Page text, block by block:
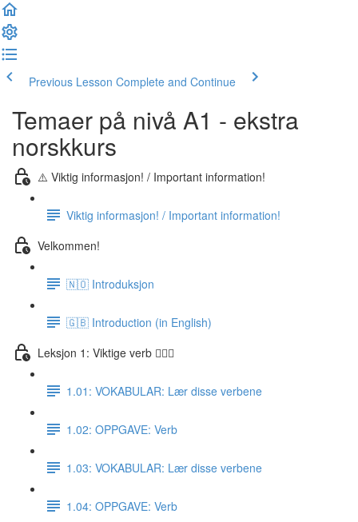
Previous Lesson Complete and Continue
Temaer på nivå A1 - ekstra
norskkurs
⚠️ Viktig informasjon! / Important information!
Viktig informasjon! / Important information!
Velkommen!
🇳🇴 Introduksjon
🇬🇧 Introduction (in English)
Leksjon 1: Viktige verb 🏃🏻‍♀️
1.01: VOKABULAR: Lær disse verbene
1.02: OPPGAVE: Verb
1.03: VOKABULAR: Lær disse verbene
1.04: OPPGAVE: Verb